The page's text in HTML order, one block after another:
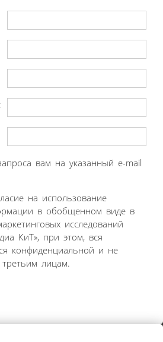
вам на указанный e-mail
на использование
в обобщенном виде в
исследований
КиТ», при этом, вся
конфиденциальной и не
лицам.